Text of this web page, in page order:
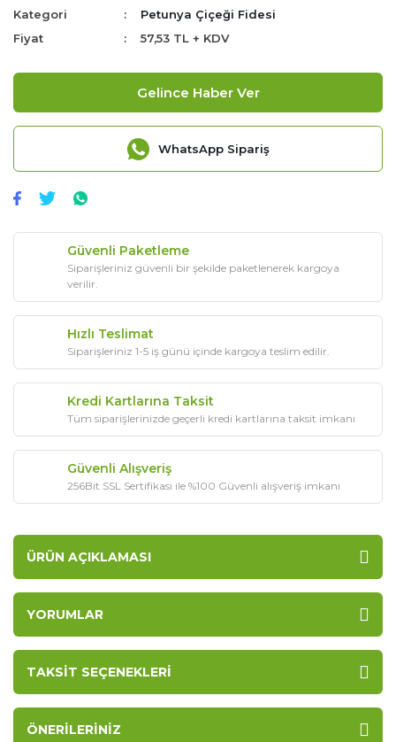
Kategori
Petunya Çiçeği Fidesi
Fiyat
57,53 TL + KDV
Gelince Haber Ver
WhatsApp Sipariş
Güvenli Paketleme
Siparişleriniz güvenli bir şekilde paketlenerek kargoya
verilir.
Hızlı Teslimat
Siparişleriniz 1-5 iş günü içinde kargoya teslim edilir.
Kredi Kartlarına Taksit
Tüm siparişlerinizde geçerli kredi kartlarına taksit imkanı
Güvenli Alışveriş
256Bit SSL Sertifikası ile %100 Güvenli alışveriş imkanı
ÜRÜN AÇIKLAMASI
YORUMLAR
TAKSIT SEÇENEKLERI
ÖNERILERINIZ